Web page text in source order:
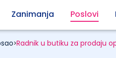
Zanimanja Poslovi
>Radnik u butiku za prodaju